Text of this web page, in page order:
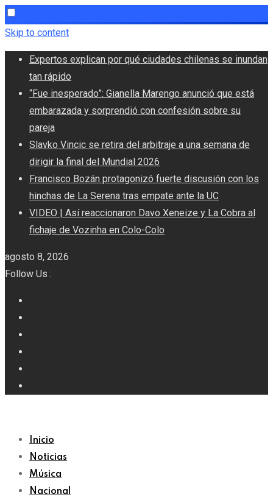
Skip to content
Expertos explican por qué ciudades chilenas se inundan
tan rápido
“Fue inesperado”: Gianella Marengo anunció que está
embarazada y sorprendió con confesión sobre su
pareja
Slavko Vincic se retira del arbitraje a una semana de
dirigir la final del Mundial 2026
Francisco Bozán protagonizó fuerte discusión con los
hinchas de La Serena tras empate ante la UC
VIDEO | Así reaccionaron Davo Xeneize y La Cobra al
fichaje de Vozinha en Colo-Colo
agosto 8, 2026
Follow Us :
Inicio
Noticias
Música
Nacional